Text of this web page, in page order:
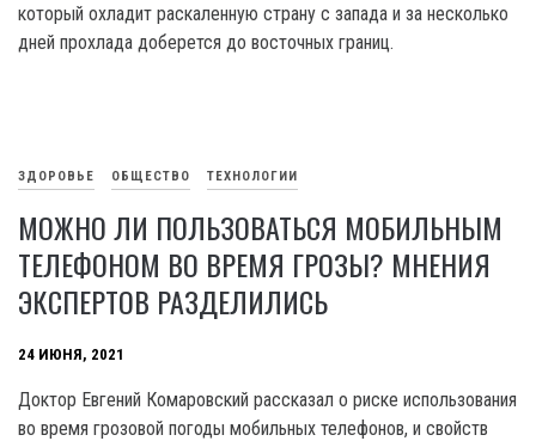
который охладит раскаленную страну с запада и за несколько
дней прохлада доберется до восточных границ.
ЗДОРОВЬЕ ОБЩЕСТВО ТЕХНОЛОГИИ
МОЖНО ЛИ ПОЛЬЗОВАТЬСЯ МОБИЛЬНЫМ
ТЕЛЕФОНОМ ВО ВРЕМЯ ГРОЗЫ? МНЕНИЯ
ЭКСПЕРТОВ РАЗДЕЛИЛИСЬ
24 ИЮНЯ, 2021
Доктор Евгений Комаровский рассказал о риске использования
во время грозовой погоды мобильных телефонов, и свойств